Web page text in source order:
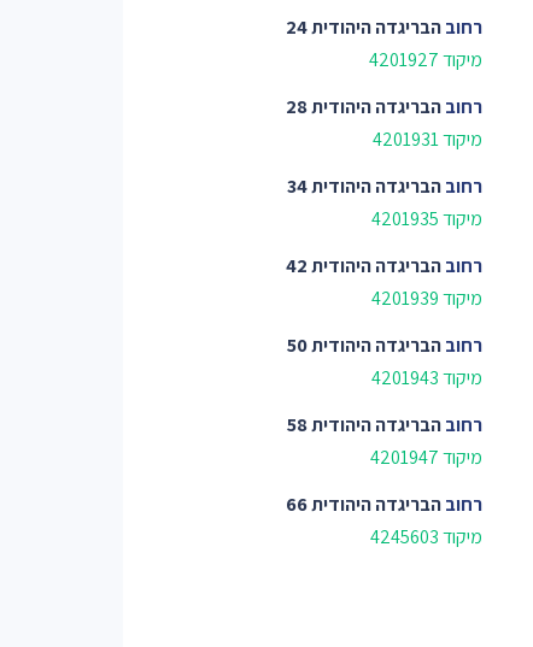
רחובהבריגדה היהודית 24
מיקוד 4201927
רחובהבריגדה היהודית 28
מיקוד 4201931
רחובהבריגדה היהודית 34
מיקוד 4201935
רחובהבריגדה היהודית 42
מיקוד 4201939
רחובהבריגדה היהודית 50
מיקוד 4201943
רחובהבריגדה היהודית 58
מיקוד 4201947
רחובהבריגדה היהודית 66
מיקוד 4245603